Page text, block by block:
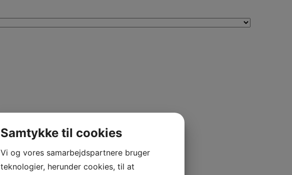
Samtykke til cookies
Vi og vores samarbejdspartnere bruger
teknologier, herunder cookies, til at